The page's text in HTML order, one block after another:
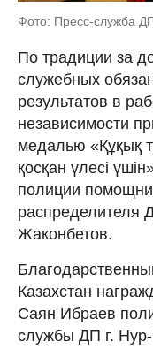
Фото: Пресс-служба
По традиции за
служебных
результатов в
независимости
медалью «Құқық
қосқан үлесі
полиции
распределителя
Жаконбетов.
Казахстан
Саян Ибраев
службы ДП г.